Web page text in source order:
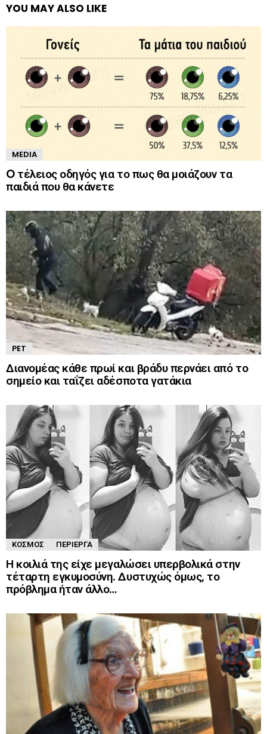
YOU MAY ALSO LIKE
MEDIA
O τέλειος οδηγός για το πως θα μοιάζουν τα
παιδιά που θα κάνετε
PET
Διανομέας κάθε πρωί και βράδυ περνάει από το
σημείο και ταΐζει αδέσποτα γατάκια
ΚΌΣΜΟΣ ΠΕΡΊΕΡΓΑ
Η κοιλιά της είχε μεγαλώσει υπερβολικά στην
τέταρτη εγκυμοσύνη. Δυστυχώς όμως, το
πρόβλημα ήταν άλλο…